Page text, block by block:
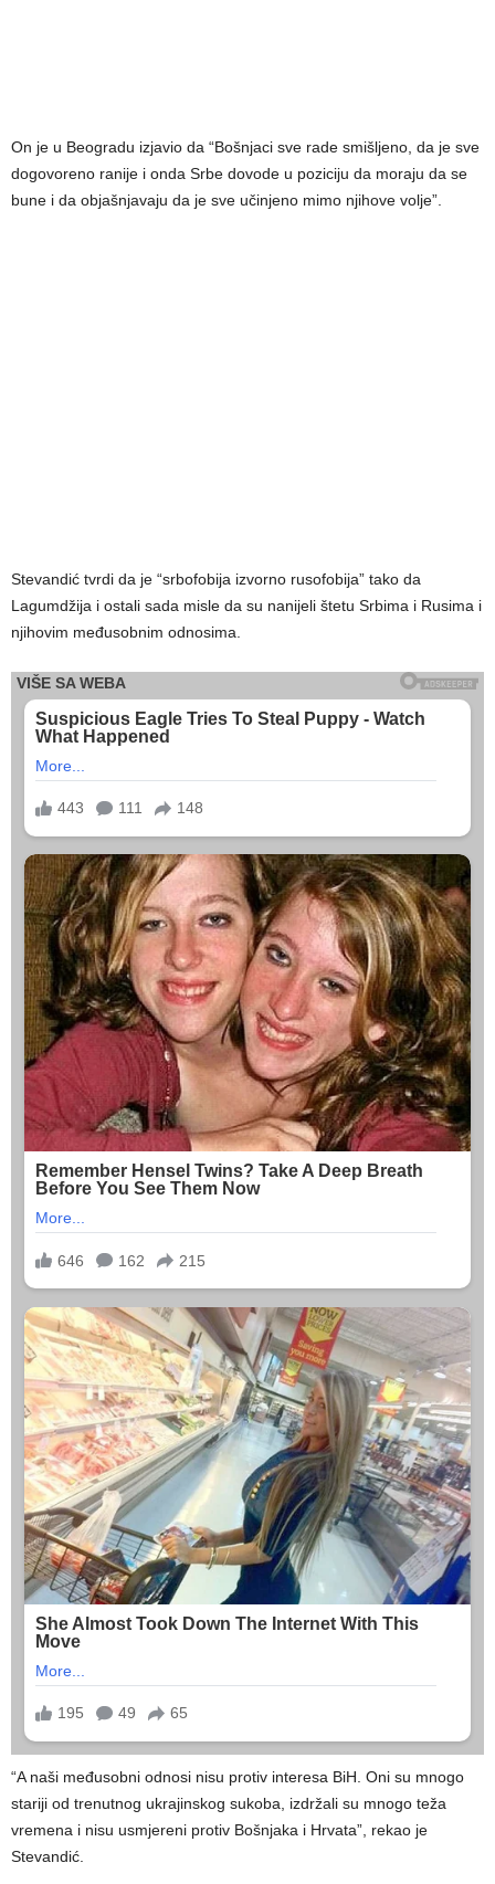
On je u Beogradu izjavio da “Bošnjaci sve rade smišljeno, da je sve
dogovoreno ranije i onda Srbe dovode u poziciju da moraju da se
bune i da objašnjavaju da je sve učinjeno mimo njihove volje”.
Stevandić tvrdi da je “srbofobija izvorno rusofobija” tako da
Lagumdžija i ostali sada misle da su nanijeli štetu Srbima i Rusima i
njihovim međusobnim odnosima.
“A naši međusobni odnosi nisu protiv interesa BiH. Oni su mnogo
stariji od trenutnog ukrajinskog sukoba, izdržali su mnogo teža
vremena i nisu usmjereni protiv Bošnjaka i Hrvata”, rekao je
Stevandić.